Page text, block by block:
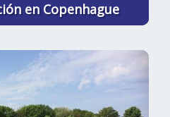
en Copenhague